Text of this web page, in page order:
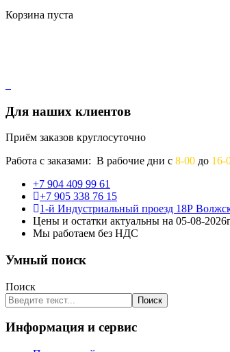
Корзина пуста
Для наших клиентов
Приём заказов круглосуточно
Работа с заказами: В рабочие дни с 8-00 до 16-
+7 904 409 99 61
+7 905 338 76 15
1-й Индустриальный проезд 18Р
Цены и остатки актуальны на 05-08-
Мы работаем без НДС
Умный поиск
Поиск
Поиск
Информация и сервис